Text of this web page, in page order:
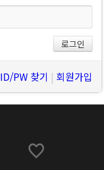
ID/PW 찾기 | 회원가입